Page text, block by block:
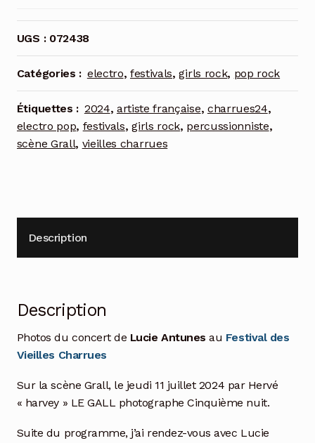
UGS : 072438
Catégories : electro, festivals,girls rock, pop rock
Étiquettes : 2024, artiste française, charrues24,
electro pop, festivals,girls rock, percussionniste,
scène Grall, vieilles charrues
Description
Description
Photos du concert de Lucie Antunes au Festival des
Vieilles Charrues
Sur la scène Grall, le jeudi 11 juillet 2024 par Hervé
« harvey » LE GALL photographe Cinquième nuit.
Suite du programme, j’ai rendez-vous avec Lucie